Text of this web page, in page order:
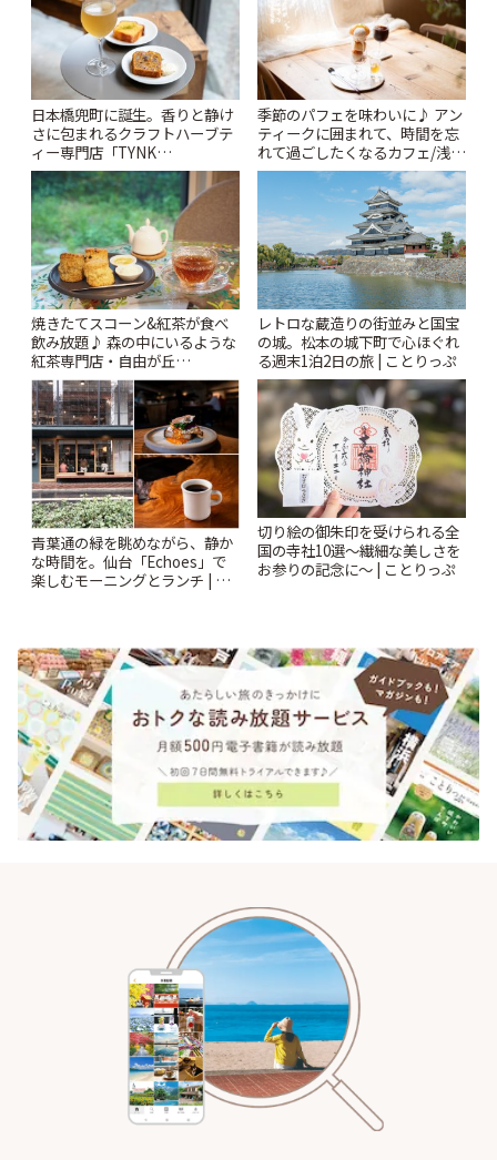
日本橋兜町に誕生。香りと静け
さに包まれるクラフトハーブテ
ィー専門店「TYNK
Kabutocho」 | ことりっぷ
季節のパフェを味わいに♪ アン
ティークに囲まれて、時間を忘
れて過ごしたくなるカフェ/浅草
「annorum cafe」 | ことりっぷ
焼きたてスコーン&紅茶が食べ
飲み放題♪ 森の中にいるような
紅茶専門店・自由が丘
「YOTSUBA TEA」でのんびり
時間 | ことりっぷ
レトロな蔵造りの街並みと国宝
の城。松本の城下町で心ほぐれ
る週末1泊2日の旅 | ことりっぷ
青葉通の緑を眺めながら、静か
な時間を。仙台「Echoes」で
楽しむモーニングとランチ | こ
切り絵の御朱印を受けられる全
国の寺社10選〜繊細な美しさを
お参りの記念に〜 | ことりっぷ